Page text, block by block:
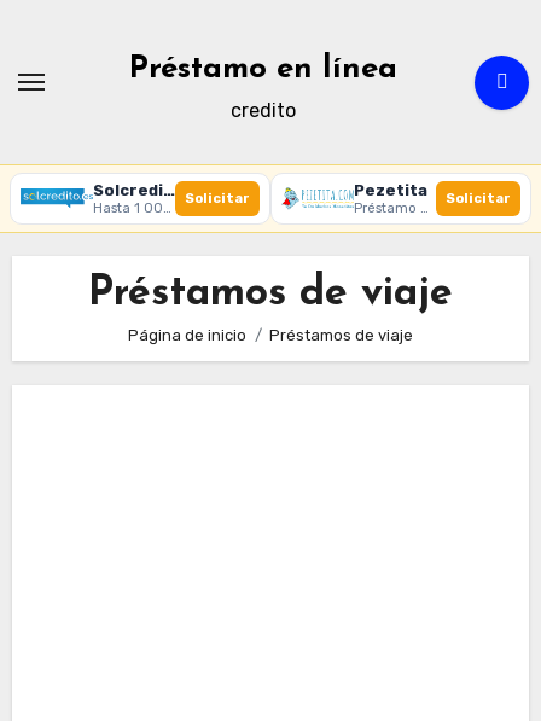
contenido
Préstamo en línea
credito
Solcredito
Hasta 1 000 € · 30 días · 100% online
Solicitar Pezetita
Préstamo online · Aprobación rápida
Solicitar
Préstamos de viaje
Página de inicio Préstamos de viaje